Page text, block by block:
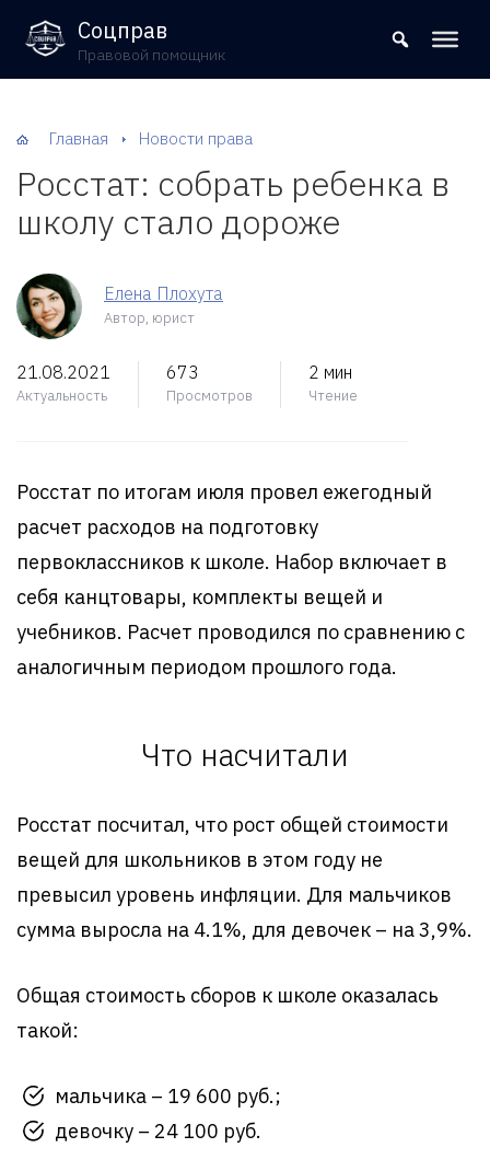
8 (800) 302-09-37
Соцправ
Правовой помощник
Главная Новости права
Росстат: собрать ребенка в
школу стало дороже
Елена Плохута
Автор, юрист
21.08.2021
Актуальность
673
Просмотров
2 мин
Чтение
Росстат по итогам июля провел ежегодный
расчет расходов на подготовку
первоклассников к школе. Набор включает в
себя канцтовары, комплекты вещей и
учебников. Расчет проводился по сравнению с
аналогичным периодом прошлого года.
Что насчитали
Росстат посчитал, что рост общей стоимости
вещей для школьников в этом году не
превысил уровень инфляции. Для мальчиков
сумма выросла на 4.1%, для девочек – на 3,9%.
Общая стоимость сборов к школе оказалась
такой:
мальчика – 19 600 руб.;
девочку – 24 100 руб.